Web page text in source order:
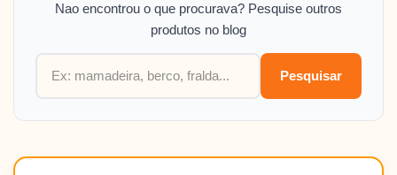
Nao encontrou o que procurava? Pesquise outros
produtos no blog
Pesquisar